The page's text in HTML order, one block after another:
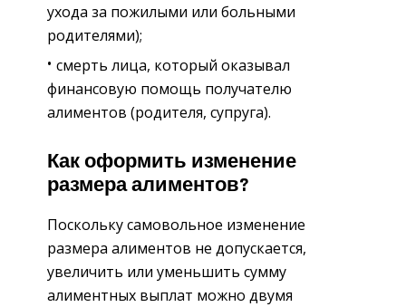
ухода за пожилыми или больными
родителями);
смерть лица, который оказывал
финансовую помощь получателю
алиментов (родителя, супруга).
Как оформить изменение
размера алиментов?
Поскольку самовольное изменение
размера алиментов не допускается,
увеличить или уменьшить сумму
алиментных выплат можно двумя